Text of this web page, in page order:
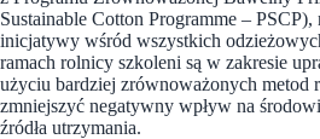
Sustainable Cotton Programme –
inicjatywy wśród wszystkich
ramach rolnicy szkoleni są w zakresie
użyciu bardziej zrównoważonych metod
zmniejszyć negatywny wpływ na
źródła utrzymania.